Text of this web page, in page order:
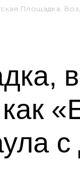
Площадка,